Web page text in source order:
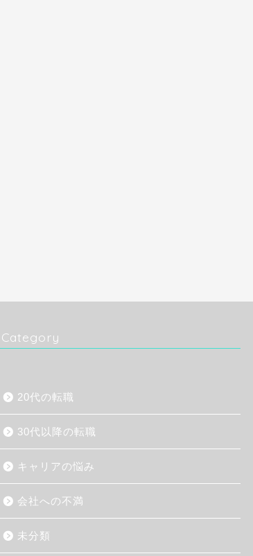
Category
20代の転職
30代以降の転職
キャリアの悩み
会社への不満
未分類